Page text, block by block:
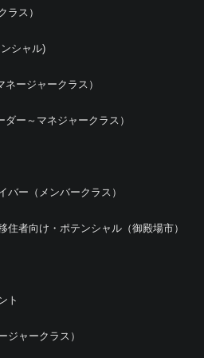
ラス）
シャル)
ネージャークラス）
ダー～マネジャークラス）
バー（メンバークラス）
住者向け・ポテンシャル（御殿場市）
ト
ジャークラス）